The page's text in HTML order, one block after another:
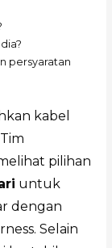
persyaratan
kabel
pilihan
untuk
dengan
Selain